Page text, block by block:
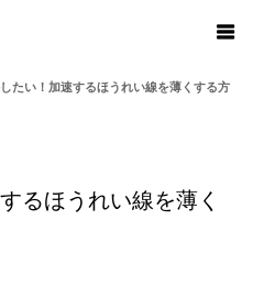
たい！加速するほうれい線を薄くする方
るほうれい線を薄く